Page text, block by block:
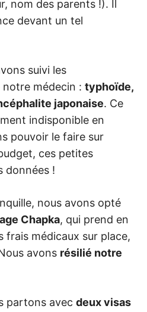
nom des parents !). Il
devant un tel
suivi les
médecin : typhoïde,
japonaise. Ce
indisponible en
pouvoir le faire sur
ces petites
données !
nous avons opté
Chapka, qui prend en
frais médicaux sur place,
avons résilié notre
partons avec deux visas